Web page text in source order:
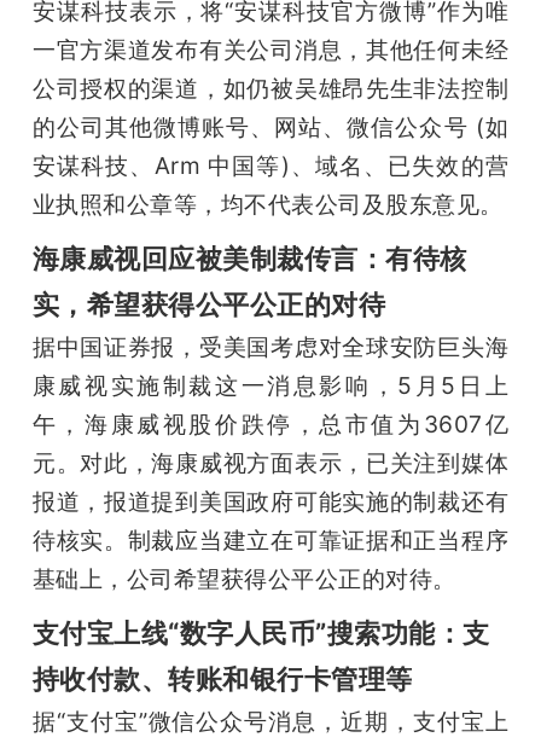
安谋科技表示，将“安谋科技官方微博”作为唯
一官方渠道发布有关公司消息，其他任何未经
公司授权的渠道，如仍被吴雄昂先生非法控制
的公司其他微博账号、网站、微信公众号 (如
安谋科技、Arm 中国等)、域名、已失效的营
业执照和公章等，均不代表公司及股东意见。
海康威视回应被美制裁传言：有待核
实，希望获得公平公正的对待
据中国证券报，受美国考虑对全球安防巨头海
康威视实施制裁这一消息影响，5月5日上
午，海康威视股价跌停，总市值为3607亿
元。对此，海康威视方面表示，已关注到媒体
报道，报道提到美国政府可能实施的制裁还有
待核实。制裁应当建立在可靠证据和正当程序
基础上，公司希望获得公平公正的对待。
支付宝上线“数字人民币”搜索功能：支
持收付款、转账和银行卡管理等
据“支付宝”微信公众号消息，近期，支付宝上